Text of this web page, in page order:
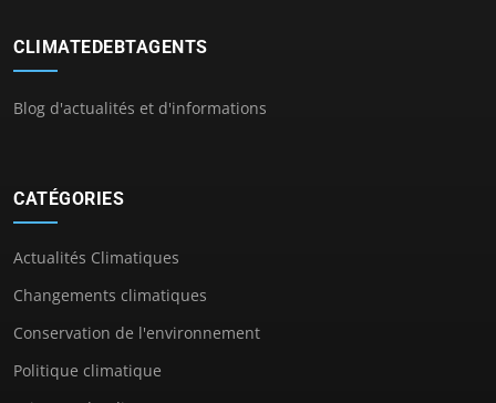
CLIMATEDEBTAGENTS
Blog d'actualités et d'informations
CATÉGORIES
Actualités Climatiques
Changements climatiques
Conservation de l'environnement
Politique climatique